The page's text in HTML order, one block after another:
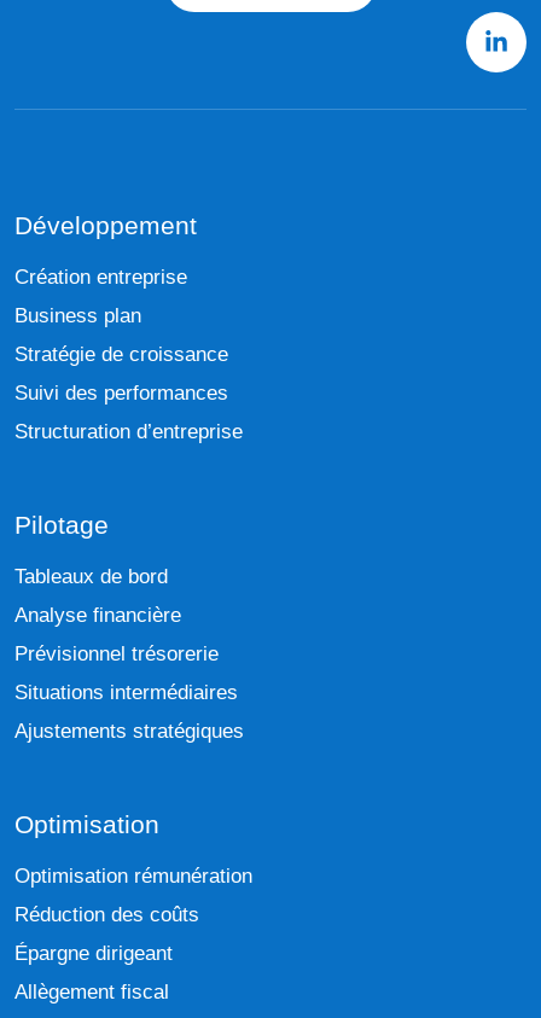
Développement
Création entreprise
Business plan
Stratégie de croissance
Suivi des performances
Structuration d’entreprise
Pilotage
Tableaux de bord
Analyse financière
Prévisionnel trésorerie
Situations intermédiaires
Ajustements stratégiques
Optimisation
Optimisation rémunération
Réduction des coûts
Épargne dirigeant
Allègement fiscal